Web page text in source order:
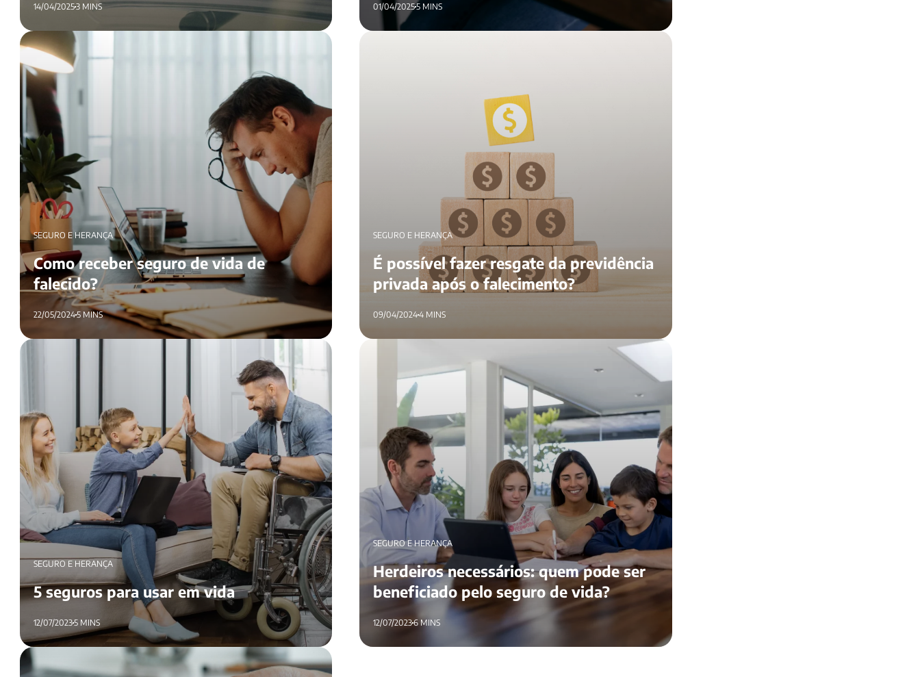
14/04/20253 MINS 01/04/20255 MINS
Como receber seguro de vida de falecido?
SEGURO E HERANÇA
Como receber seguro de vida de
falecido?
22/05/20245 MINS
É possível fazer resgate da previdência privada após o
SEGURO E HERANÇA
É possível fazer resgate da previdência
privada após o falecimento?
09/04/20244 MINS
5 seguros para usar em vida
SEGURO E HERANÇA
5 seguros para usar em vida
12/07/20235 MINS
Herdeiros necessários: quem pode ser beneficiado pelo seguro
SEGURO E HERANÇA
Herdeiros necessários: quem pode ser
beneficiado pelo seguro de vida?
12/07/20236 MINS
Doação de bens em vida para os filhos: tire suas dúvidas